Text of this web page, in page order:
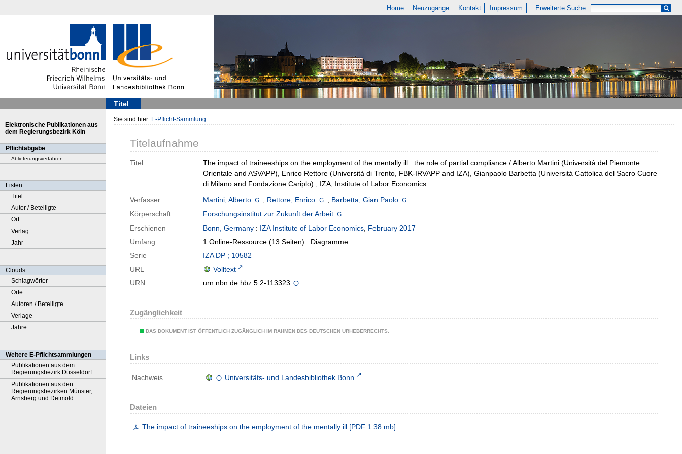
Home Neuzugänge Kontakt Impressum Erweiterte Suche
Titel
Elektronische Publikationen aus
dem Regierungsbezirk Köln
Pflichtabgabe
Ablieferungsverfahren
Listen
Titel
Autor / Beteiligte
Ort
Verlag
Jahr
Clouds
Schlagwörter
Orte
Autoren / Beteiligte
Verlage
Jahre
Weitere E-Pflichtsammlungen
Publikationen aus dem
Regierungsbezirk Düsseldorf
Publikationen aus den
Regierungsbezirken Münster,
Arnsberg und Detmold
Sie sind hier: E-Pflicht-Sammlung
Titelaufnahme
Titel
The impact of traineeships on the employment of the mentally ill : the role of partial compliance / Alberto Martini (Università del Piemonte
Orientale and ASVAPP), Enrico Rettore (Università di Trento, FBK-IRVAPP and IZA), Gianpaolo Barbetta (Università Cattolica del Sacro Cuore
di Milano and Fondazione Cariplo) ; IZA, Institute of Labor Economics
Verfasser
Martini, Alberto ; Rettore, Enrico ; Barbetta, Gian Paolo
Körperschaft
Forschungsinstitut zur Zukunft der Arbeit
Erschienen
Bonn, Germany : IZA Institute of Labor Economics, February 2017
Umfang
1 Online-Ressource (13 Seiten) : Diagramme
Serie
IZA DP ; 10582
URL
Volltext
URN
urn:nbn:de:hbz:5:2-113323
Zugänglichkeit
DAS DOKUMENT IST ÖFFENTLICH ZUGÄNGLICH IM RAHMEN DES DEUTSCHEN URHEBERRECHTS.
Links
Nachweis Universitäts- und Landesbibliothek Bonn
Dateien
The impact of traineeships on the employment of the mentally ill [PDF 1.38 mb]